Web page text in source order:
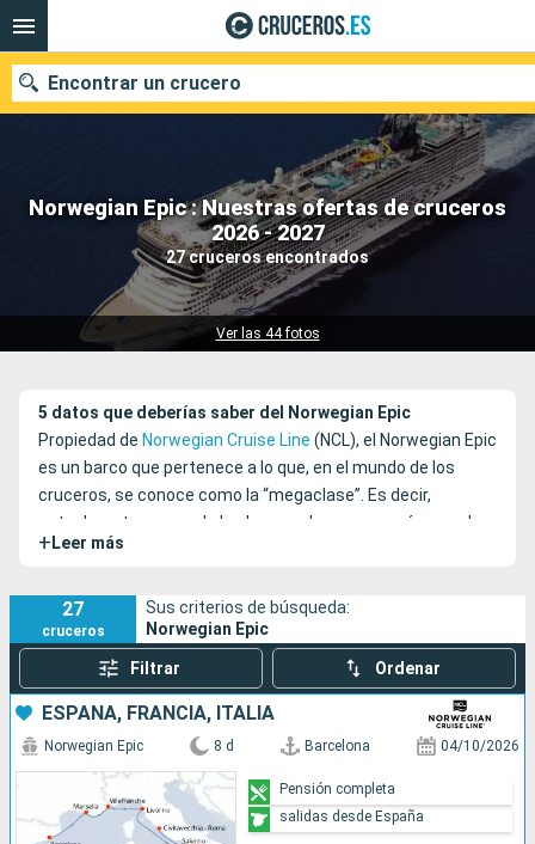
Norwegian Epic : Nuestras ofertas de cruceros
2026 - 2027
27 cruceros encontrados
Ver las 44 fotos
Encontrar un crucero
Nuestros destinos
Fecha de salida
Puertos
5 datos que deberías saber del Norwegian Epic
Propiedad de Norwegian Cruise Line (NCL), el Norwegian Epic
es un barco que pertenece a lo que, en el mundo de los
cruceros, se conoce como la “megaclase”. Es decir,
actualmente es uno de los barcos de crucero más grandes
en servicio.
+ Leer más
27
cruceros
Sus criterios de búsqueda:
Norwegian Epic
Filtrar Ordenar
ESPAÑA, FRANCIA, ITALIA
Norwegian Epic 8 d Barcelona 04/10/2026
Pensión completa
salidas desde España